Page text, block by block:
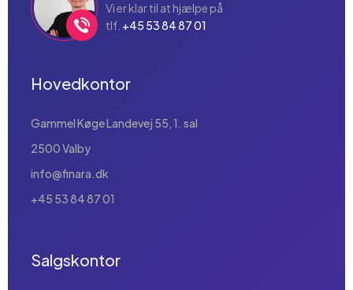
Vi er klar til at hjælpe på
tlf. +45 53 84 87 01
Hovedkontor
Gammel Køge Landevej 55, 1. sal
2500 Valby
info@finara.dk
+45 53 84 87 01
Salgskontor